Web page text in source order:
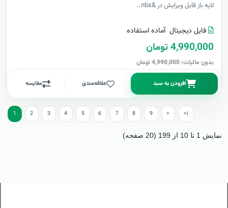
لایه باز قابل ویرایش در &nbs..
فایل دیجیتال آماده استفاده
4,990,000 تومان
بدون مالیات: 4,990,000 تومان
افزودن به سبد علاقه‌مندی مقایسه
1 2 3 4 5 6 7 8 9 > >|
نمایش 1 تا 10 از 199 (20 صفحه)